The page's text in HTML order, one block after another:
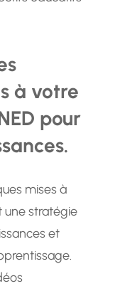
à votre
pour
mises à
une stratégie
et